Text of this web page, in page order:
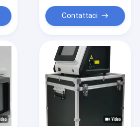
trattamento
Contattaci